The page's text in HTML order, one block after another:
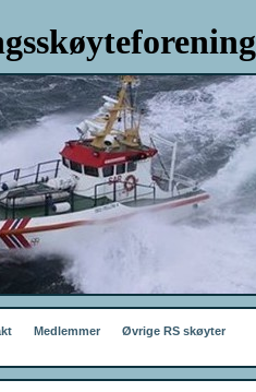
Medlemmer
Øvrige RS skøyter